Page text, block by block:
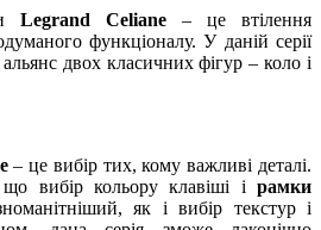
Legrand Celiane – це втілення
функціоналу. У даній серії
двох класичних фігур – коло і
– це вибір тих, кому важливі деталі.
вибір кольору клавіші і рамки
як і вибір текстур і